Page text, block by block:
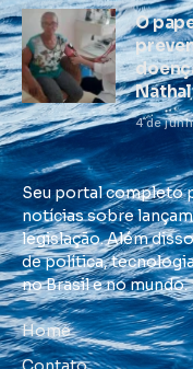
O
4 de
Seu portal completo
notícias sobre
legislação. Além
de política,
no Brasil e no mundo.
Home